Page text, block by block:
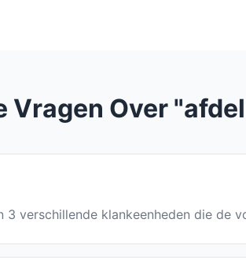
Vragen Over
3 verschillende klankeenheden die de